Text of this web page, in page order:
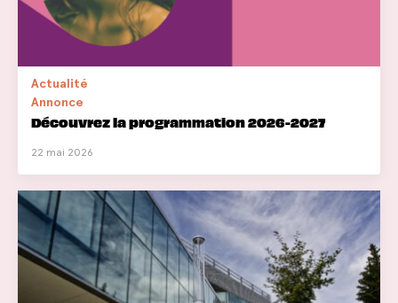
Actualité
Annonce
Découvrez la programmation 2026-2027
22 mai 2026